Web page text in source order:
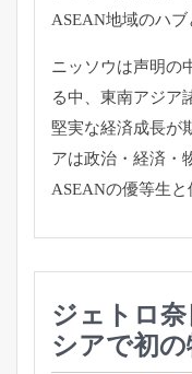
ASEAN地域のハブ
ニッソウは声明の
る中、東南アジア
堅実な経済成長が
アは政治・経済・
ASEANの優等生と
ジェトロ
シアで初